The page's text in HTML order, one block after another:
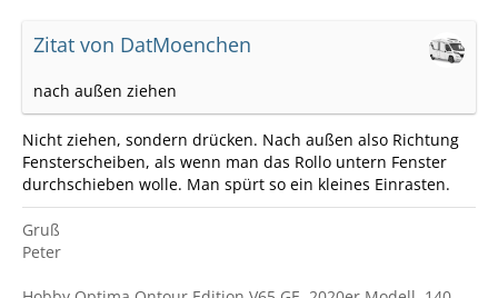
Zitat von DatMoenchen
nach außen ziehen
Nicht ziehen, sondern drücken. Nach außen also Richtung
Fensterscheiben, als wenn man das Rollo untern Fenster
durchschieben wolle. Man spürt so ein kleines Einrasten.
Gruß
Peter